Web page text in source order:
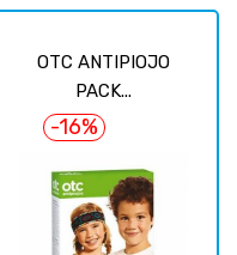
OTC ANTIPIOJO
PACK...
-16%